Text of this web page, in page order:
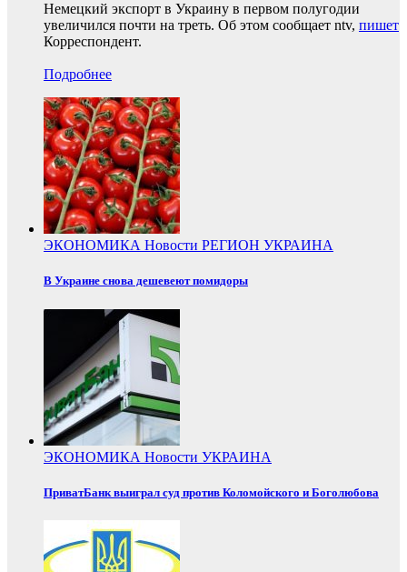
Немецкий экспорт в Украину в первом полугодии
увеличился почти на треть. Об этом сообщает ntv, пишет
Корреспондент.
Подробнее
ЭКОНОМИКА Новости РЕГИОН УКРАИНА
В Украине снова дешевеют помидоры
ЭКОНОМИКА Новости УКРАИНА
ПриватБанк выиграл суд против Коломойского и Боголюбова